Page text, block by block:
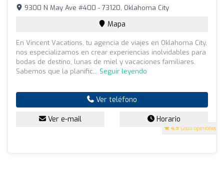
4.9 (200 opiniones)
9300 N May Ave #400 - 73120, Oklahoma City
Mapa
En Vincent Vacations, tu agencia de viajes en Oklahoma City,
nos especializamos en crear experiencias inolvidables para
bodas de destino, lunas de miel y vacaciones familiares.
Sabemos que la planific... Seguir leyendo
Ver teléfono
Ver e-mail Horario